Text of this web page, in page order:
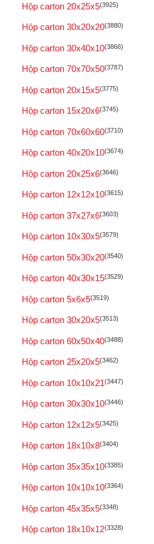
Hộp carton 20x25x5(3925)
Hộp carton 30x20x20(3880)
Hộp carton 30x40x10(3866)
Hộp carton 70x70x50(3787)
Hộp carton 20x15x5(3775)
Hộp carton 15x20x6(3745)
Hộp carton 70x60x60(3710)
Hộp carton 40x20x10(3674)
Hộp carton 20x25x6(3646)
Hộp carton 12x12x10(3615)
Hộp carton 37x27x6(3603)
Hộp carton 10x30x5(3579)
Hộp carton 50x30x20(3540)
Hộp carton 40x30x15(3529)
Hộp carton 5x6x5(3519)
Hộp carton 30x20x5(3513)
Hộp carton 60x50x40(3488)
Hộp carton 25x20x5(3462)
Hộp carton 10x10x21(3447)
Hộp carton 30x30x10(3446)
Hộp carton 12x12x5(3425)
Hộp carton 18x10x8(3404)
Hộp carton 35x35x10(3385)
Hộp carton 10x10x10(3364)
Hộp carton 45x35x5(3348)
Hộp carton 18x10x12(3328)